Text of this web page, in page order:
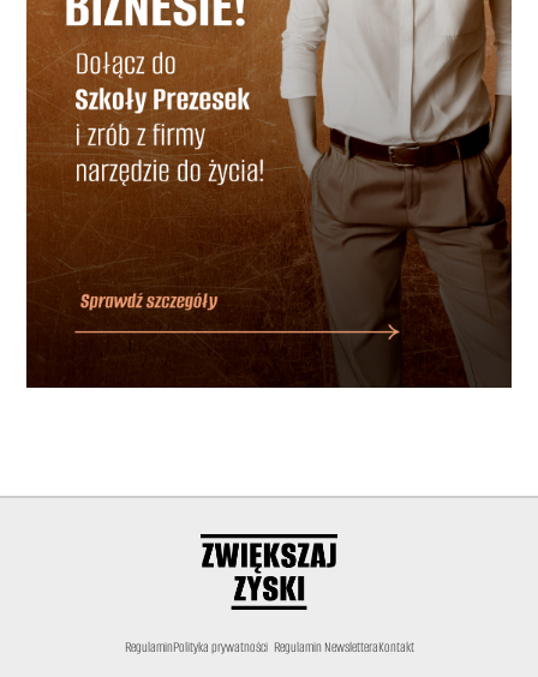
RegulaminPolityka prywatności Regulamin NewsletteraKontakt